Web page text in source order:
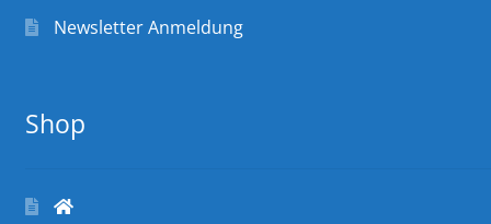
Newsletter Anmeldung
Shop